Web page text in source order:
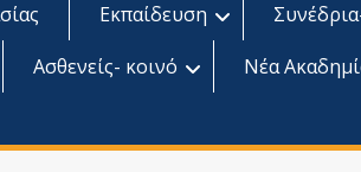
Εκπαίδευση
Ασθενείς- κοινό Νέα